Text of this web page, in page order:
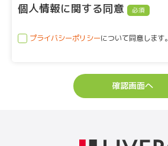
個人情報に関する同意 必須
プライバシーポリシーについて同意します。
確認画面へ